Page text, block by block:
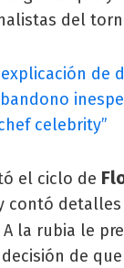
del
explicación de
celebrity”
el ciclo de
contó
A la rubia le
de